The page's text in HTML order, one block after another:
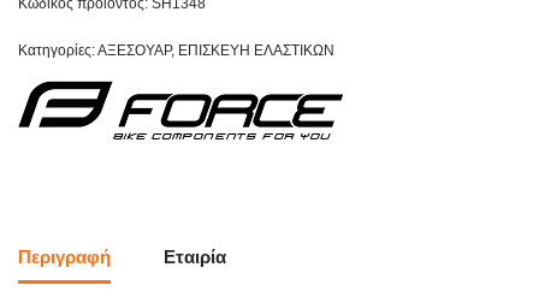
Κωδικός προϊόντος: SH1348
Κατηγορίες:ΑΞΕΣΟΥΑΡ, ΕΠΙΣΚΕΥΗ ΕΛΑΣΤΙΚΩΝ
Περιγραφή Εταιρία